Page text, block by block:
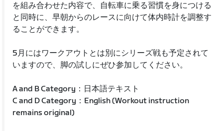
を組み合わせた内容で、自転車に乗る習慣を身につける
と同時に、早朝からのレースに向けて体内時計を調整す
ることができます。
5月にはワークアウトとは別にシリーズ戦も予定されて
いますので、脚の試しにぜひ参加してください。
A and B Category：日本語テキスト
C and D Category：English (Workout instruction
remains original)